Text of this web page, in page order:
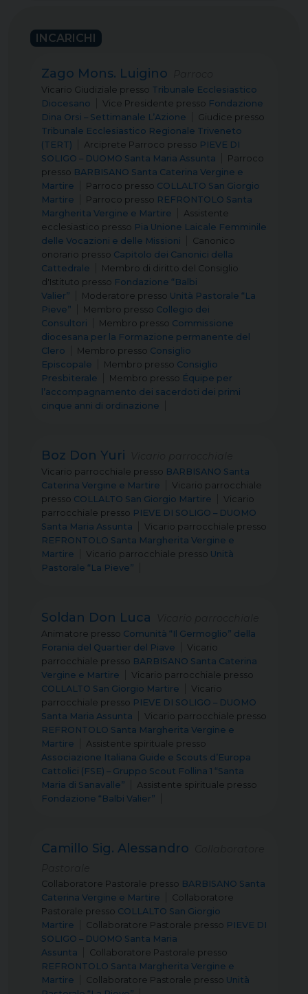
INCARICHI
Zago Mons. Luigino
Vicario Giudiziale presso Tribunale Ecclesiastico
Diocesano
Vice Presidente presso Fondazione
Dina Orsi – Settimanale L’Azione
Giudice presso
Tribunale Ecclesiastico Regionale Triveneto
(TERT)
Arciprete Parroco presso PIEVE DI
SOLIGO – DUOMO Santa Maria Assunta
Parroco
presso BARBISANO Santa Caterina Vergine e
Martire
Parroco presso COLLALTO San Giorgio
Martire
Parroco presso REFRONTOLO Santa
Margherita Vergine e Martire
Assistente
ecclesiastico presso Pia Unione Laicale Femminile
delle Vocazioni e delle Missioni
Canonico
onorario presso Capitolo dei Canonici della
Cattedrale
Membro di diritto del Consiglio
d'Istituto presso Fondazione “Balbi
Valier”
Moderatore presso Unità Pastorale “La
Pieve”
Membro presso Collegio dei
Consultori
Membro presso Commissione
diocesana per la Formazione permanente del
Clero
Membro presso Consiglio
Episcopale
Membro presso Consiglio
Presbiterale
Membro presso Équipe per
l’accompagnamento dei sacerdoti dei primi
cinque anni di ordinazione
Boz Don Yuri
Vicario parrocchiale presso BARBISANO Santa
Caterina Vergine e Martire
Vicario parrocchiale
presso COLLALTO San Giorgio Martire
Vicario
parrocchiale presso PIEVE DI SOLIGO – DUOMO
Santa Maria Assunta
Vicario parrocchiale presso
REFRONTOLO Santa Margherita Vergine e
Martire
Vicario parrocchiale presso Unità
Pastorale “La Pieve”
Soldan Don Luca
Animatore presso Comunità “Il Germoglio” della
Forania del Quartier del Piave
Vicario
parrocchiale presso BARBISANO Santa Caterina
Vergine e Martire
Vicario parrocchiale presso
COLLALTO San Giorgio Martire
Vicario
parrocchiale presso PIEVE DI SOLIGO – DUOMO
Santa Maria Assunta
Vicario parrocchiale presso
REFRONTOLO Santa Margherita Vergine e
Martire
Assistente spirituale presso
Associazione Italiana Guide e Scouts d’Europa
Cattolici (FSE) – Gruppo Scout Follina 1 “Santa
Maria di Sanavalle”
Assistente spirituale presso
Fondazione “Balbi Valier”
Camillo Sig. Alessandro
Collaboratore Pastorale presso BARBISANO Santa
Caterina Vergine e Martire
Collaboratore
Pastorale presso COLLALTO San Giorgio
Martire
Collaboratore Pastorale presso PIEVE DI
SOLIGO – DUOMO Santa Maria
Assunta
Collaboratore Pastorale presso
REFRONTOLO Santa Margherita Vergine e
Martire
Collaboratore Pastorale presso Unità